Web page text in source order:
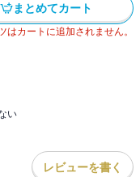
まとめてカート
カートに追加されません。
い
レビューを書く